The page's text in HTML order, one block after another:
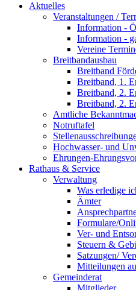
Aktuelles
Veranstaltungen /
Information -
Information -
Vereine
Breitbandausbau
Breitband
Breitband, 1.
Breitband, 2.
Breitband, 2.
Amtliche
Notruftafel
Hochwasser- und
Ehrungen-
Rathaus & Service
Verwaltung
Was erledige
Ämter
Formulare/
Ver- und
Steuern &
Satzungen/
Mitteilungen
Gemeinderat
Mitglieder